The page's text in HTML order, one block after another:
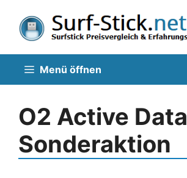
Inhalt
springen
Menü öffnen
O2 Active Data
Sonderaktion